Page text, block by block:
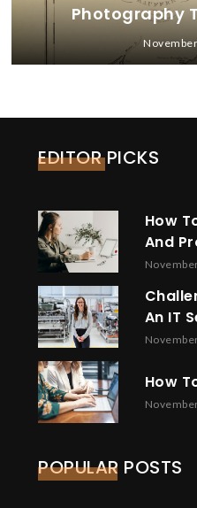
Photography
EDITOR PICKS
How
And
An IT
How
POPULAR POSTS